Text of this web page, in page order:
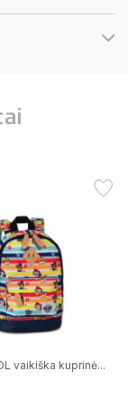
vaikiška kuprinė...